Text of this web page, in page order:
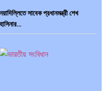
বিশেষ ইন-ডেপ্থ রিপোর্ট: ক্রীড়া উৎসবে…
নয়াদিল্লিতে সাবেক প্রধানমন্ত্রী শেখ
হাসিনার…